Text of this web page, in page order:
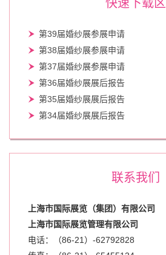
快速下载区
第39届婚纱展参展申请
第38届婚纱展参展申请
第37届婚纱展参展申请
第36届婚纱展展后报告
第35届婚纱展展后报告
第34届婚纱展展后报告
联系我们
上海市国际展览（集团）有限公司
上海市国际展览管理有限公司
电话：（86-21）-62792828